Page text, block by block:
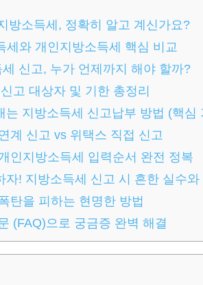
방소득세, 정확히 알고 계신가요?
세와 개인지방소득세 핵심 비교
신고, 누가 언제까지 해야 할까?
고 대상자 및 기한 총정리
는 지방소득세 신고납부 방법 (핵심
계 신고 vs 위택스 직접 신고
인지방소득세 입력순서 완전 정복
자! 지방소득세 신고 시 흔한 실수와
탄을 피하는 현명한 방법
(FAQ)으로 궁금증 완벽 해결